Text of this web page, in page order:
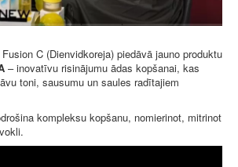
C (Dienvidkoreja) piedāvā jauno produktu
– inovatīvu risinājumu ādas kopšanai, kas
toni, sausumu un saules radītajiem
kompleksu kopšanu, nomierinot, mitrinot